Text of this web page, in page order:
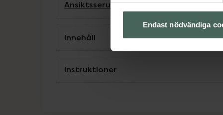
Endast nödvändiga
AnsiktsserumAnsiktsvårdHudvårdK-
Innehåll
Instruktioner